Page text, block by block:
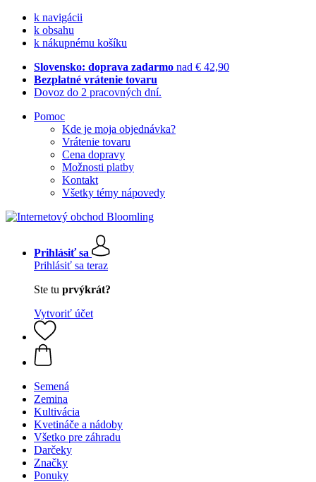
k navigácii
k obsahu
k nákupnému košíku
Slovensko: doprava zadarmo nad € 42,90
Bezplatné vrátenie tovaru
Dovoz do 2 pracovných dní.
Pomoc
Kde je moja objednávka?
Vrátenie tovaru
Cena dopravy
Možnosti platby
Kontakt
Všetky témy nápovedy
Prihlásiť sa
Prihlásiť sa teraz
Ste tu prvýkrát?
Vytvoriť účet
Semená
Zemina
Kultivácia
Kvetináče a nádoby
Všetko pre záhradu
Darčeky
Značky
Ponuky